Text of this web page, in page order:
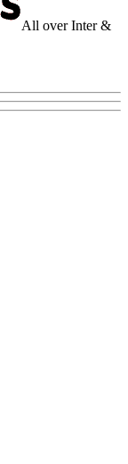
All over Inter &